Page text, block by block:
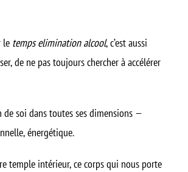
le temps elimination alcool, c’est aussi
de ne pas toujours chercher à accélérer
de soi dans toutes ses dimensions —
énergétique.
temple intérieur, ce corps qui nous porte